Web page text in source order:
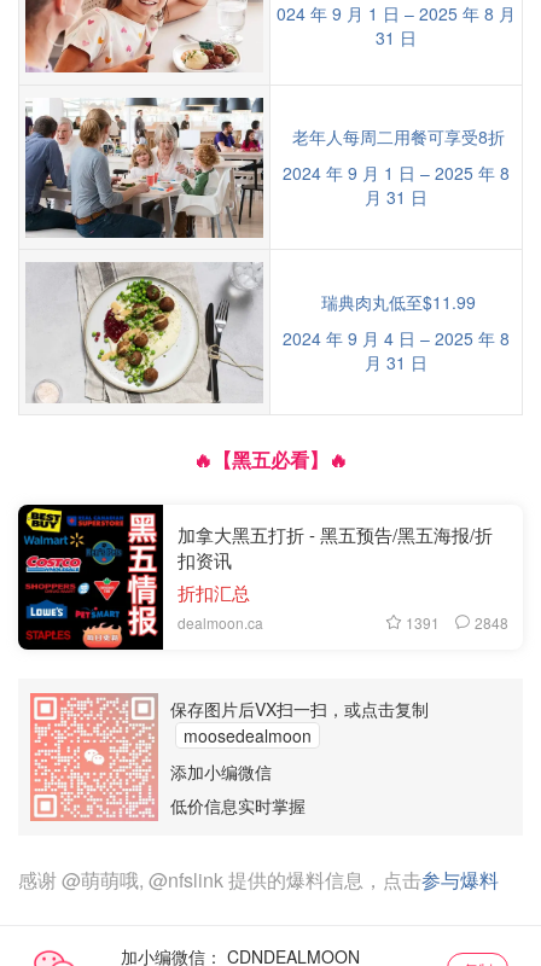
024 年 9 月 1 日 – 2025 年 8 月
31 日
老年人每周二用餐可享受8折
2024 年 9 月 1 日 – 2025 年 8
月 31 日
瑞典肉丸低至$11.99
2024 年 9 月 4 日 – 2025 年 8
月 31 日
🔥【黑五必看】🔥
加拿大黑五打折 - 黑五预告/黑五海报/折
扣资讯
折扣汇总
dealmoon.ca 1391 2848
保存图片后VX扫一扫，或点击复制
moosedealmoon
添加小编微信
低价信息实时掌握
感谢@萌萌哦, @nfslink提供的爆料信息，点击参与爆料
加小编微信：